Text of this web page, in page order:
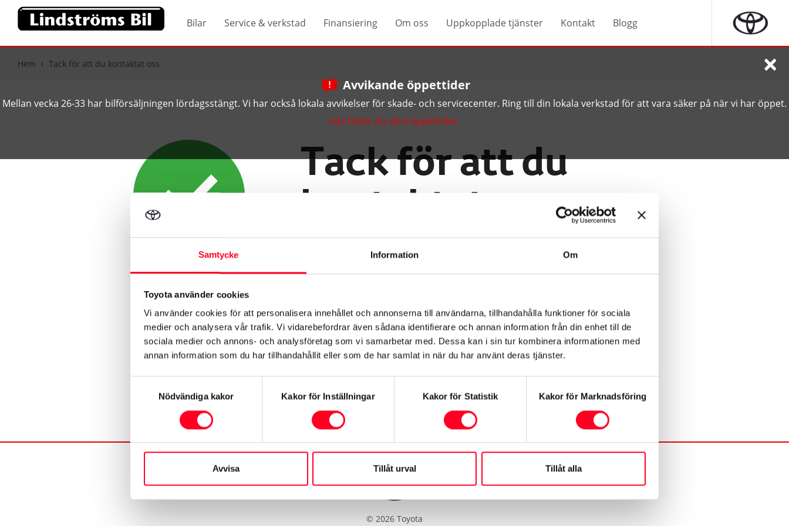
Samtycke Information Om
Toyota använder cookies
Vi använder cookies för att personalisera innehållet och annonserna till användarna, tillhandahålla funktioner för sociala
medier och analysera vår trafik. Vi vidarebefordrar även sådana identifierare och annan information från din enhet till de
sociala medier och annons- och analysföretag som vi samarbetar med. Dessa kan i sin tur kombinera informationen med
annan information som du har tillhandahållit eller som de har samlat in när du har använt deras tjänster.
Nödvändiga kakor
Kakor för Inställningar Kakor för Statistik Kakor för Marknadsföring
Avvisa Tillåt urval Tillåt alla
Bilar Service & verkstad Finansiering Om oss Uppkopplade tjänster Kontakt Blogg
Hem Tack för att du kontaktat oss
Avvikande öppettider
Mellan vecka 26-33 har bilförsäljningen lördagsstängt. Vi har också lokala avvikelser för skade- och servicecenter. Ring till din lokala verkstad för att vara säker på när vi har öppet.
Här hittar du våra öppettider.
×
Tack för att du
kontaktat oss
Vi har nu mottagit dina kontaktuppgifter. Vi
kontaktar dig inom kort.
Ett bekräftelsemejl har skickats till den e-
postadress du angav.
© 2026 Toyota